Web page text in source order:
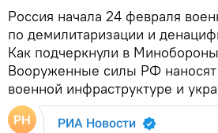
Россия начала 24 февраля
по демилитаризации и
Как подчеркнули в
Вооруженные силы РФ наносят
военной инфраструктуре и